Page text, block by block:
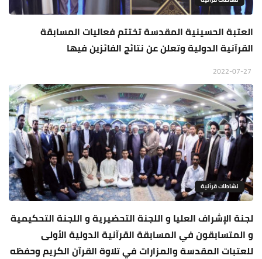
العتبة الحسينية المقدسة تختتم فعاليات المسابقة
القرآنية الدولية وتعلن عن نتائج الفائزين فيها
نشاطات قرآنية
لجنة الإشراف العليا و اللجنة التحضيرية و اللجنة التحكيمية
و المتسابقون في المسابقة القرآنية الدولية الأولى
للعتبات المقدسة والمزارات في تلاوة القرآن الكريم وحفظه